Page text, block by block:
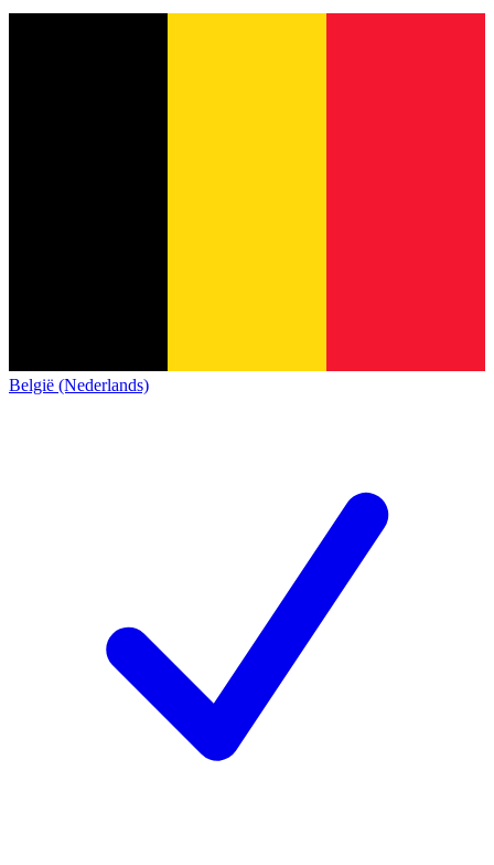
België (Nederlands)